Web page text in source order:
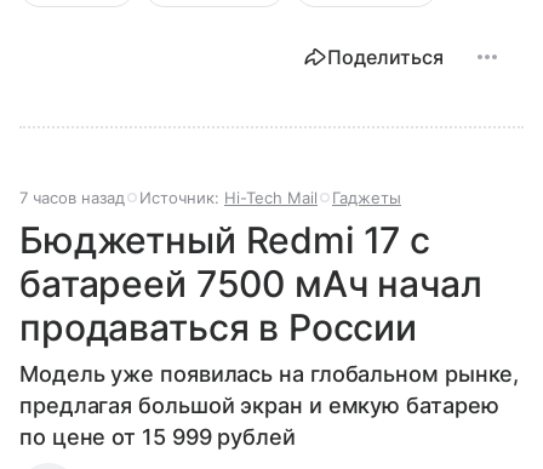
Поделиться
7 часов назад Источник: Hi-Tech Mail Гаджеты
Бюджетный Redmi 17 с
батареей 7500 мАч начал
продаваться в России
Модель уже появилась на глобальном рынке,
предлагая большой экран и емкую батарею
по цене от 15 999 рублей